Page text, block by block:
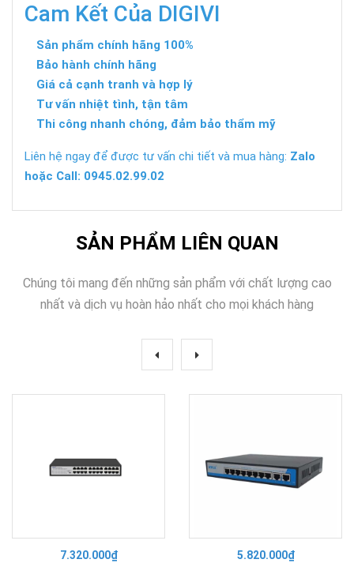
Cam Kết Của DIGIVI
Sản phẩm chính hãng 100%
Bảo hành chính hãng
Giá cả cạnh tranh và hợp lý
Tư vấn nhiệt tình, tận tâm
Thi công nhanh chóng, đảm bảo thẩm mỹ
Liên hệ ngay để được tư vấn chi tiết và mua hàng: Zalo
hoặc Call: 0945.02.99.02
SẢN PHẨM LIÊN QUAN
Chúng tôi mang đến những sản phẩm với chất lượng cao
nhất và dịch vụ hoàn hảo nhất cho mọi khách hàng
7.320.000₫
5.820.000₫